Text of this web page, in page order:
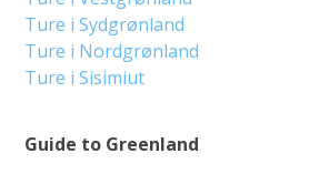
Guide to Greenland
Ture i Sydgrønland
Ture i Nordgrønland
Ture i Sisimiut